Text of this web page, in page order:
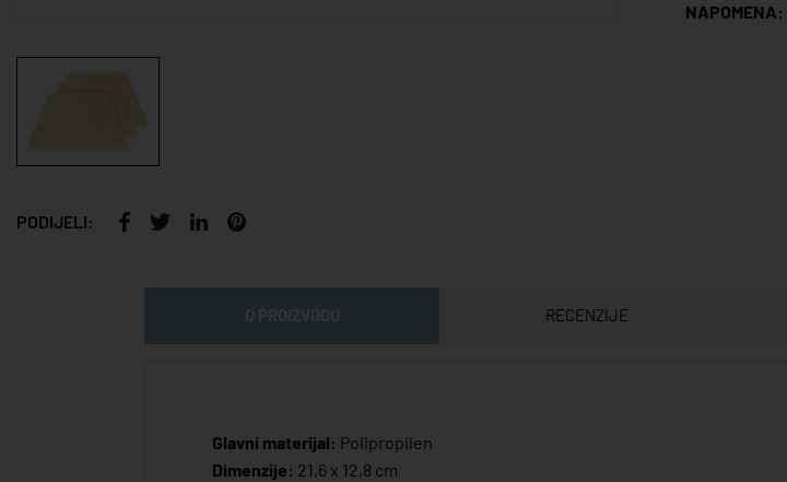
PODIJELI:
NAPOMENA:
RECENZIJE
Glavni materijal: Polipropilen
Dimenzije: 21,6 x 12,8 cm